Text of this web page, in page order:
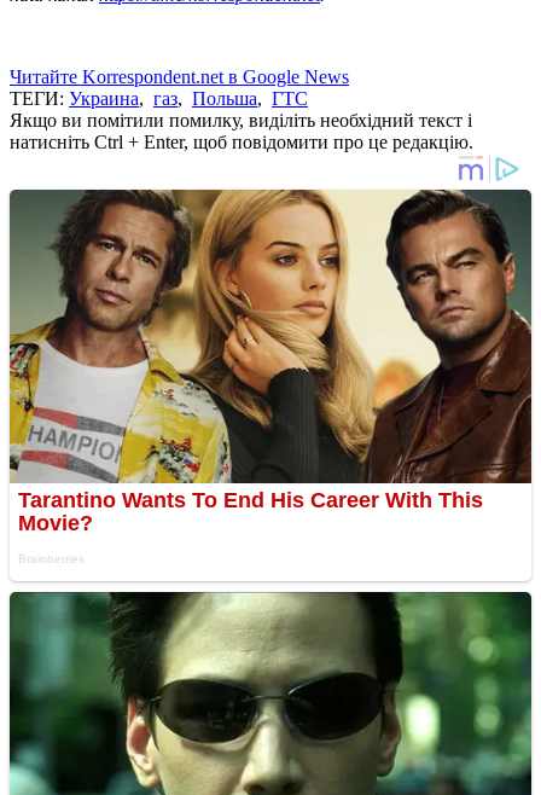
Читайте Korrespondent.net в Google News
ТЕГИ: Украина, газ, Польша, ГТС
Якщо ви помітили помилку, виділіть необхідний текст і
натисніть Ctrl + Enter, щоб повідомити про це редакцію.